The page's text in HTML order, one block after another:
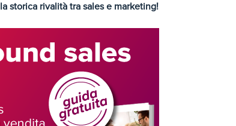
storica rivalità tra sales e marketing!